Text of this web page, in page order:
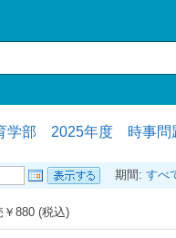
学部 2025年度 時事問
期間: すべ
￥880 (税込)